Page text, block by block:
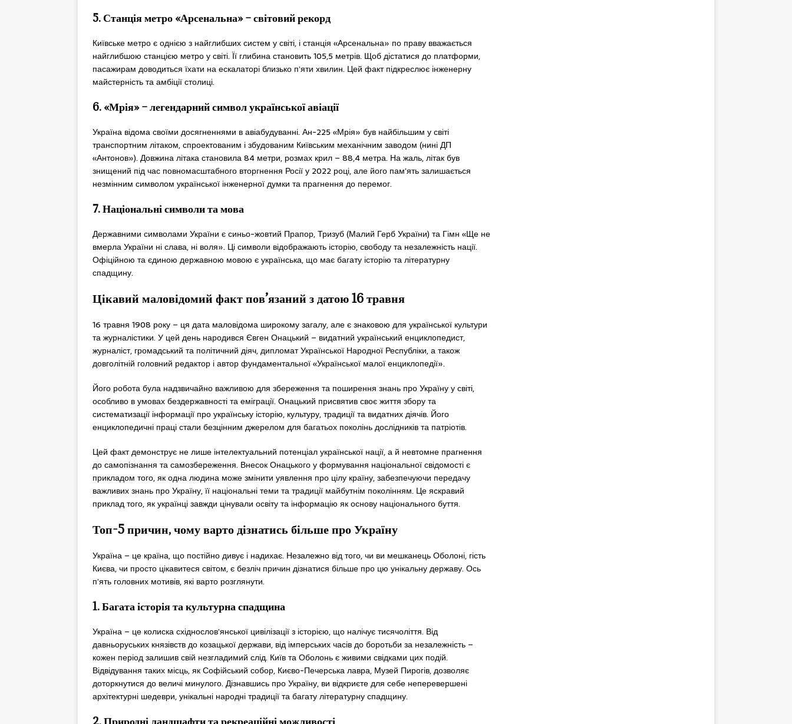
5. Станція метро «Арсенальна» – світовий рекорд
Київське метро є однією з найглибших систем у світі, і станція «Арсенальна» по праву вважається
найглибшою станцією метро у світі. Її глибина становить 105,5 метрів. Щоб дістатися до платформи,
пасажирам доводиться їхати на ескалаторі близько п’яти хвилин. Цей факт підкреслює інженерну
майстерність та амбіції столиці.
6. «Мрія» – легендарний символ української авіації
Україна відома своїми досягненнями в авіабудуванні. Ан-225 «Мрія» був найбільшим у світі
транспортним літаком, спроектованим і збудованим Київським механічним заводом (нині ДП
«Антонов»). Довжина літака становила 84 метри, розмах крил – 88,4 метра. На жаль, літак був
знищений під час повномасштабного вторгнення Росії у 2022 році, але його пам’ять залишається
незмінним символом української інженерної думки та прагнення до перемог.
7. Національні символи та мова
Державними символами України є синьо-жовтий Прапор, Тризуб (Малий Герб України) та Гімн «Ще не
вмерла України ні слава, ні воля». Ці символи відображають історію, свободу та незалежність нації.
Офіційною та єдиною державною мовою є українська, що має багату історію та літературну
спадщину.
Цікавий маловідомий факт пов’язаний з датою 16 травня
16 травня 1908 року – ця дата маловідома широкому загалу, але є знаковою для української культури
та журналістики. У цей день народився Євген Онацький – видатний український енциклопедист,
журналіст, громадський та політичний діяч, дипломат Української Народної Республіки, а також
довголітній головний редактор і автор фундаментальної «Української малої енциклопедії».
Його робота була надзвичайно важливою для збереження та поширення знань про Україну у світі,
особливо в умовах бездержавності та еміграції. Онацький присвятив своє життя збору та
систематизації інформації про українську історію, культуру, традиції та видатних діячів. Його
енциклопедичні праці стали безцінним джерелом для багатьох поколінь дослідників та патріотів.
Цей факт демонструє не лише інтелектуальний потенціал української нації, а й невтомне прагнення
до самопізнання та самозбереження. Внесок Онацького у формування національної свідомості є
прикладом того, як одна людина може змінити уявлення про цілу країну, забезпечуючи передачу
важливих знань про Україну, її національні теми та традиції майбутнім поколінням. Це яскравий
приклад того, як українці завжди цінували освіту та інформацію як основу національного буття.
Топ-5 причин, чому варто дізнатись більше про Україну
Україна – це країна, що постійно дивує і надихає. Незалежно від того, чи ви мешканець Оболоні, гість
Києва, чи просто цікавитеся світом, є безліч причин дізнатися більше про цю унікальну державу. Ось
п’ять головних мотивів, які варто розглянути.
1. Багата історія та культурна спадщина
Україна – це колиска східнослов’янської цивілізації з історією, що налічує тисячоліття. Від
давньоруських князівств до козацької держави, від імперських часів до боротьби за незалежність –
кожен період залишив свій незгладимий слід. Київ та Оболонь є живими свідками цих подій.
Відвідування таких місць, як Софійський собор, Києво-Печерська лавра, Музей Пирогів, дозволяє
доторкнутися до величі минулого. Дізнавшись про Україну, ви відкриєте для себе неперевершені
архітектурні шедеври, унікальні народні традиції та багату літературну спадщину.
2. Природні ландшафти та рекреаційні можливості